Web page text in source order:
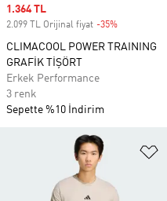
Sale price
1.364 TL
2.099 TL Orijinal fiyat -35%
CLIMACOOL POWER TRAINING
GRAFİK TİŞÖRT
Erkek Performance
3 renk
Sepette %10 İndirim